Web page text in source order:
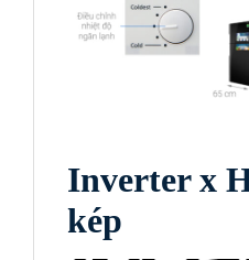
Inverter x
kép